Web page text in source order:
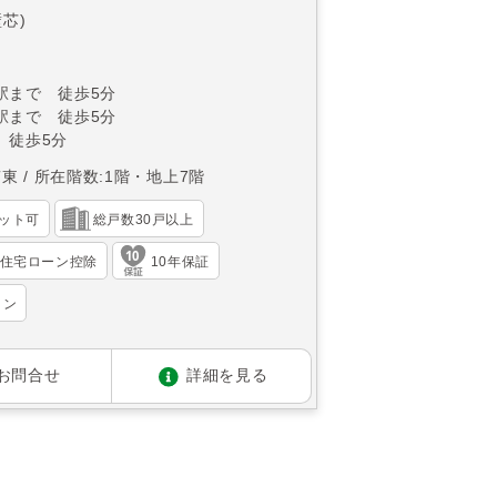
)
まで 徒歩5分
まで 徒歩5分
歩5分
所在階数:1階・地上7階
ト可 総戸数30戸以上
住宅ローン控除 10年保証
問合せ 詳細を見る